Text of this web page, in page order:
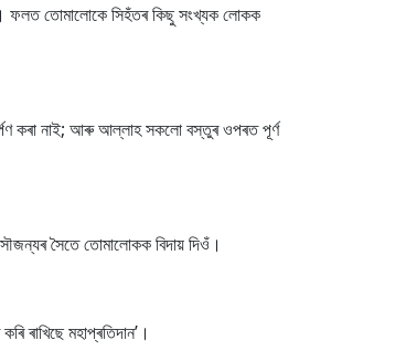
ফলত তোমালোকে সিহঁতৰ কিছু সংখ্যক লোকক
কৰা নাই; আৰু আল্লাহ সকলো বস্তুৰ ওপৰত পূৰ্ণ
সৈতে তোমালোকক বিদায় দিওঁ।
ৰাখিছে মহাপ্ৰতিদান’।